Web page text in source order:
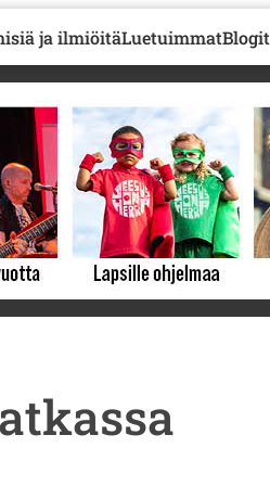
ja ilmiöitäLuetuimmatBlogit